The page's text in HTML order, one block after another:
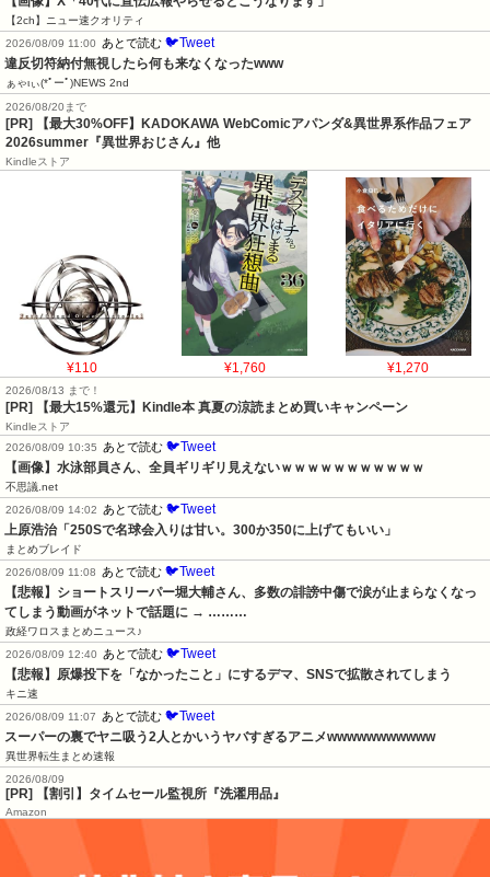
【2ch】ニュー速クオリティ
2026/08/09 11:00
あとで読む 🐦Tweet
違反切符納付無視したら何も来なくなったwww
ぁゃιぃ(*ﾟーﾟ)NEWS 2nd
2026/08/20まで
[PR] 【最大30%OFF】KADOKAWA WebComicアパンダ&異世界系作品フェア
2026summer『異世界おじさん』他
Kindleストア
¥110 ¥1,760 ¥1,270
2026/08/13 まで！
[PR] 【最大15%還元】Kindle本 真夏の涼読まとめ買いキャンペーン
Kindleストア
2026/08/09 10:35
あとで読む 🐦Tweet
【画像】水泳部員さん、全員ギリギリ見えないｗｗｗｗｗｗｗｗｗｗｗ
不思議.net
2026/08/09 14:02
あとで読む 🐦Tweet
上原浩治「250Sで名球会入りは甘い。300か350に上げてもいい」
まとめブレイド
2026/08/09 11:08
あとで読む 🐦Tweet
【悲報】ショートスリーパー堀大輔さん、多数の誹謗中傷で涙が止まらなくなっ
てしまう動画がネットで話題に → ………
政経ワロスまとめニュース♪
2026/08/09 12:40
あとで読む 🐦Tweet
【悲報】原爆投下を「なかったこと」にするデマ、SNSで拡散されてしまう
キニ速
2026/08/09 11:07
あとで読む 🐦Tweet
スーパーの裏でヤニ吸う2人とかいうヤバすぎるアニメwwwwwwwwwww
異世界転生まとめ速報
2026/08/09
[PR] 【割引】タイムセール監視所『洗濯用品』
Amazon